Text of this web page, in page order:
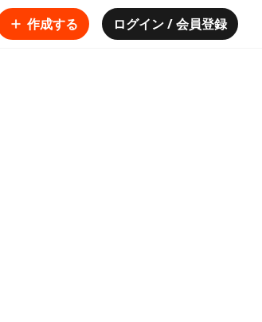
作成する ログイン / 会員登録